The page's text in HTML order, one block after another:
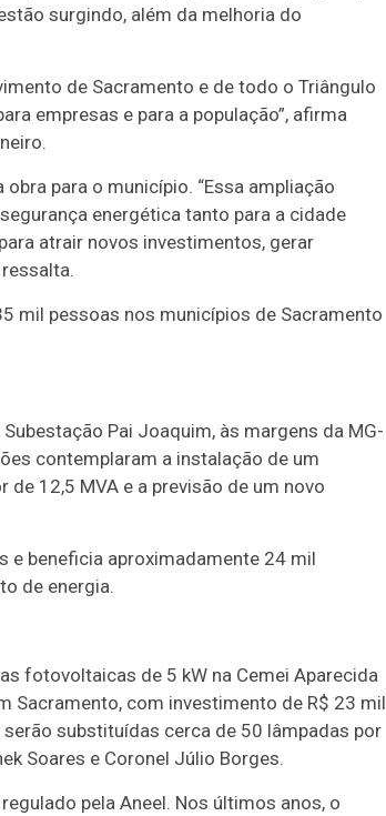
surgindo, além da melhoria do
de Sacramento e de todo o Triângulo
empresas e para a população”, afirma
para o município. “Essa ampliação
energética tanto para a cidade
atrair novos investimentos, gerar
mil pessoas nos municípios de Sacramento
Pai Joaquim, às margens da MG-
contemplaram a instalação de um
12,5 MVA e a previsão de um novo
e beneficia aproximadamente 24 mil
de energia.
fotovoltaicas de 5 kW na Cemei Aparecida
Sacramento, com investimento de R$ 23 mil
substituídas cerca de 50 lâmpadas por
Soares e Coronel Júlio Borges.
pela Aneel. Nos últimos anos, o